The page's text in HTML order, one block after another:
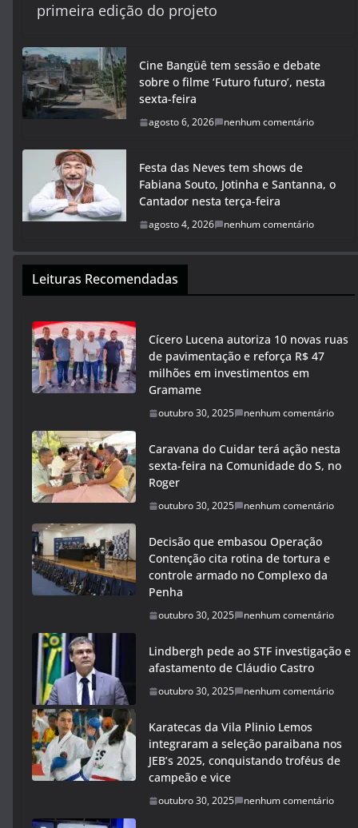
primeira edição do projeto
Cine Bangüê tem sessão e debate
sobre o filme ‘Futuro futuro’, nesta
sexta-feira
agosto 6, 2026 nenhum comentário
Festa das Neves tem shows de
Fabiana Souto, Jotinha e Santanna, o
Cantador nesta terça-feira
agosto 4, 2026 nenhum comentário
Leituras Recomendadas
Cícero Lucena autoriza 10 novas ruas
de pavimentação e reforça R$ 47
milhões em investimentos em
Gramame
outubro 30, 2025 nenhum comentário
Caravana do Cuidar terá ação nesta
sexta-feira na Comunidade do S, no
Roger
outubro 30, 2025 nenhum comentário
Decisão que embasou Operação
Contenção cita rotina de tortura e
controle armado no Complexo da
Penha
outubro 30, 2025 nenhum comentário
Lindbergh pede ao STF investigação e
afastamento de Cláudio Castro
outubro 30, 2025 nenhum comentário
Karatecas da Vila Plinio Lemos
integraram a seleção paraibana nos
JEB’s 2025, conquistando troféus de
campeão e vice
outubro 30, 2025 nenhum comentário